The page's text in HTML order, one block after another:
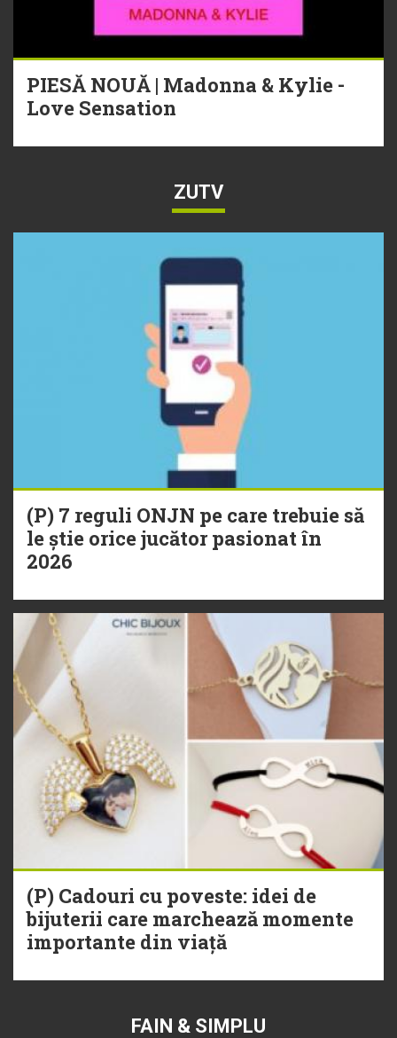
PIESĂ NOUĂ | Madonna & Kylie -
Love Sensation
ZUTV
(P) 7 reguli ONJN pe care trebuie să
le știe orice jucător pasionat în
2026
(P) Cadouri cu poveste: idei de
bijuterii care marchează momente
importante din viață
FAIN & SIMPLU